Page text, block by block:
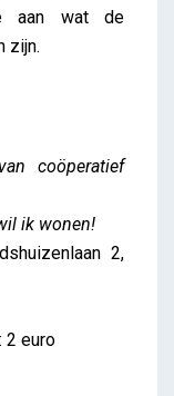
aan wat de
zijn.
coöperatief
ik wonen!
2,
2 euro